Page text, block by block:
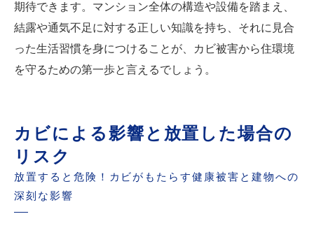
期待できます。マンション全体の構造や設備を踏まえ、
結露や通気不足に対する正しい知識を持ち、それに見合
った生活習慣を身につけることが、カビ被害から住環境
を守るための第一歩と言えるでしょう。
カビによる影響と放置した場合の
リスク
放置すると危険！カビがもたらす健康被害と建物への
深刻な影響